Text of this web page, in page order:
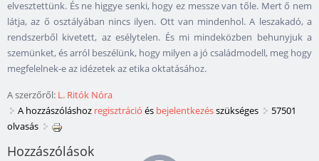
elvesztettünk. És ne higgye senki, hogy ez messze van tőle. Mert ő nem
látja, az ő osztályában nincs ilyen. Ott van mindenhol. A leszakadó, a
rendszerből kivetett, az esélytelen. És mi mindeközben behunyjuk a
szemünket, és arról beszélünk, hogy milyen a jó családmodell, meg hogy
megfelelnek-e az idézetek az etika oktatásához.
A szerzőről: L. Ritók Nóra
A hozzászóláshoz regisztráció és bejelentkezésszükséges
57501
olvasás
Hozzászólások